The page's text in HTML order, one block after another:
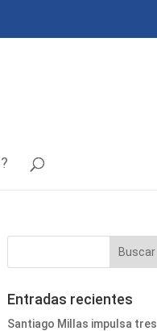
Entradas recientes
Santiago Millas impulsa tres